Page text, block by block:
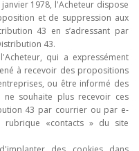
1978, l'Acheteur dispose
et de suppression aux
43 en s’adressant par
43.
qui a expressément
à recevoir des propositions
ou être informé des
souhaite plus recevoir ces
43 par courrier ou par e-
rubrique «contacts » du site